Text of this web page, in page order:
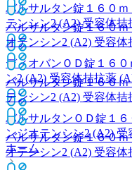
バルサルタン錠１６０ｍ
テンシン2 (A2) 受容体拮
ディオバンＯＤ錠１６０
ン2 (A2) 受容体拮抗薬
バルサルタンＯＤ錠１６
ンジオテンシン2 (A2)
ホーム
バルサルタン錠１６０ｍ
オテンシン2 (A2) 受容体
バルサルタン錠１６０ｍ
テンシン2 (A2) 受容体拮
バルサルタン錠１６０
オテンシン2 (A2) 受容体